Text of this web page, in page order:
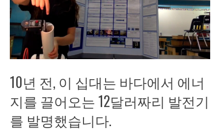
10년 전, 이 십대는 바다에서 에너
지를 끌어오는 12달러짜리 발전기
를 발명했습니다.